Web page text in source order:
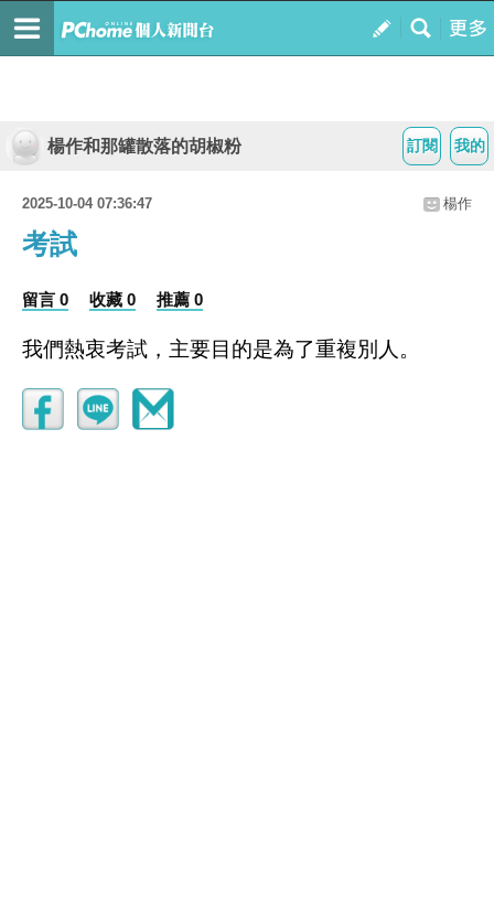
我的
訂閱
楊作和那罐散落的胡椒粉
2025-10-04 07:36:47 楊作
考試
留言 0 收藏 0 推薦 0
我們熱衷考試，主要目的是為了重複別人。